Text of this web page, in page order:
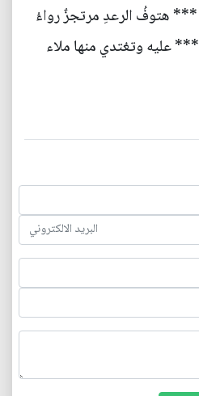
هتوفُ الرعدِ مرتجزٌ رواءُ
عليه وتغتدي منها ملاء